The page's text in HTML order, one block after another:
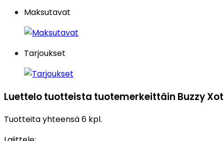
Maksutavat
Tarjoukset
Luettelo tuotteista tuotemerkeittäin Buzzy
Tuotteita yhteensä 6 kpl.